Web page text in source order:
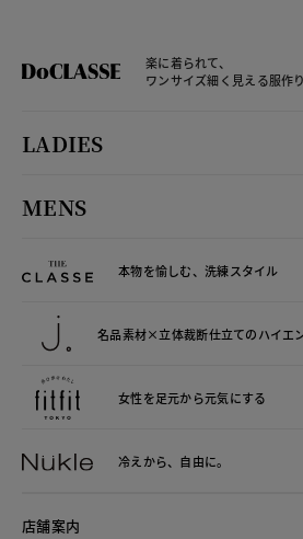
楽に着られて、
ワンサイズ細く見える服作り
LADIES
MENS
本物を愉しむ、洗練スタイル
名品素材×立体裁断仕立てのハイエ
女性を足元から元気にする
冷えから、 自由に。
店舗案内